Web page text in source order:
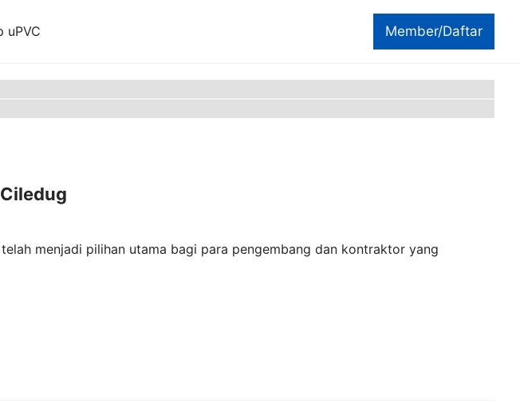
Member/Daftar
uPVC
menjadi pilihan utama bagi para pengembang dan kontraktor yang